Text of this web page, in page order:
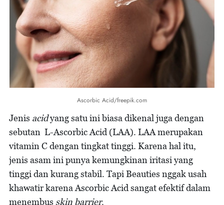
Ascorbic Acid/freepik.com
Jenis acidyang satu ini biasa dikenal juga dengan
sebutan L-Ascorbic Acid (LAA). LAA merupakan
vitamin C dengan tingkat tinggi. Karena hal itu,
jenis asam ini punya kemungkinan iritasi yang
tinggi dan kurang stabil. Tapi Beauties nggak usah
khawatir karena Ascorbic Acid sangat efektif dalam
menembus skin barrier.